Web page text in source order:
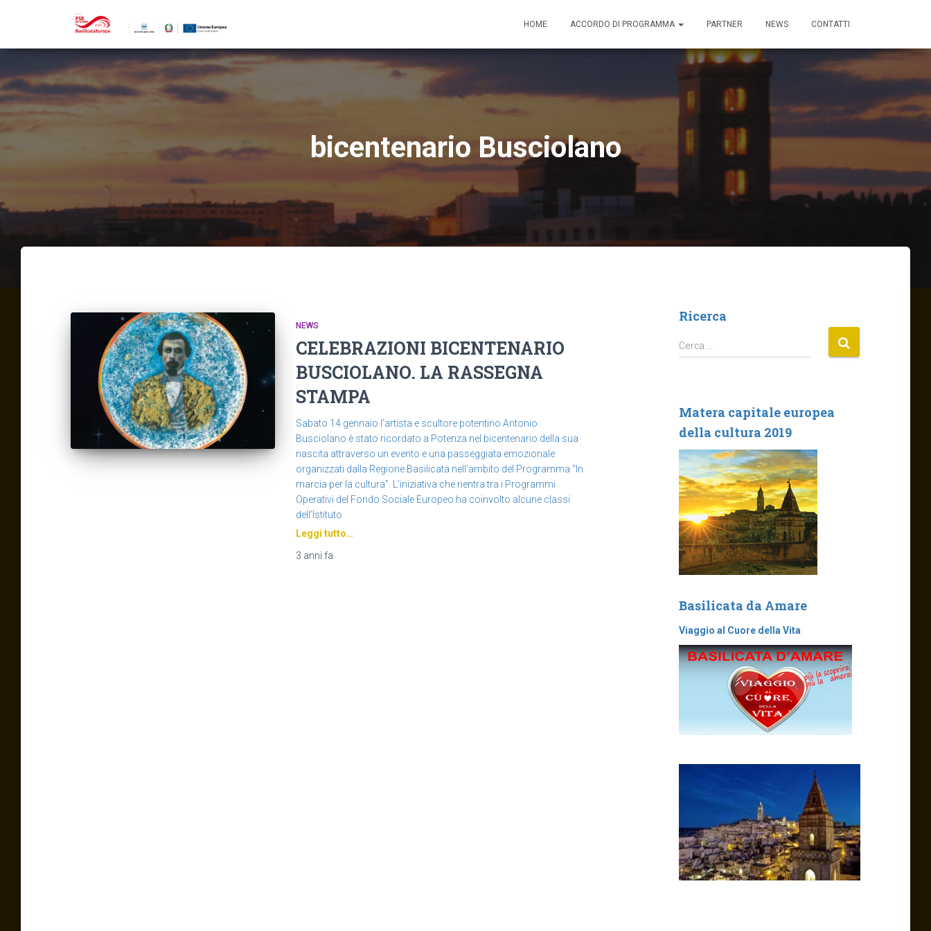
HOME ACCORDO DI PROGRAMMA PARTNER NEWS CONTATTI
bicentenario Busciolano
NEWS
CELEBRAZIONI BICENTENARIO
BUSCIOLANO. LA RASSEGNA
STAMPA
Sabato 14 gennaio l’artista e scultore potentino Antonio
Busciolano è stato ricordato a Potenza nel bicentenario della sua
nascita attraverso un evento e una passeggiata emozionale
organizzati dalla Regione Basilicata nell’ambito del Programma “In
marcia per la cultura”. L’iniziativa che rientra tra i Programmi
Operativi del Fondo Sociale Europeo ha coinvolto alcune classi
dell’Istituto
Leggi tutto…
3 anni fa
Ricerca
R
i
c
a
p
e
r
:
Cerca …
Matera capitale europea
della cultura 2019
Basilicata da Amare
Viaggio al Cuore della Vita